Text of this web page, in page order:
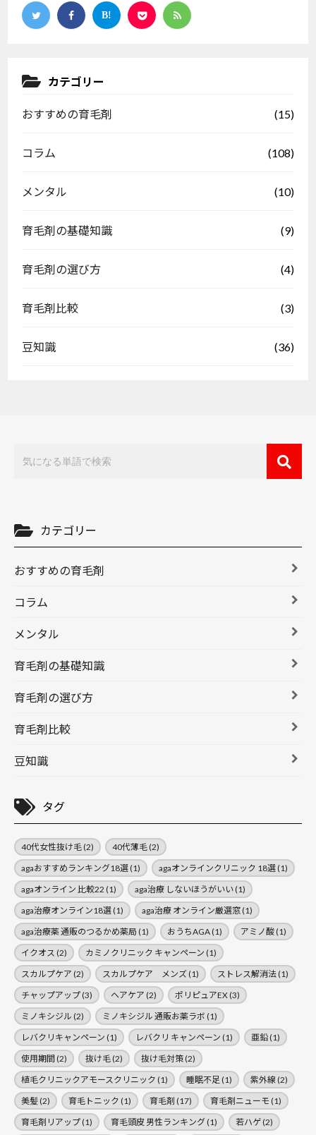
カテゴリー
おすすめの育毛剤 (15)
コラム (108)
メンタル (10)
育毛剤の基礎知識 (9)
育毛剤の選び方 (4)
育毛剤比較 (3)
豆知識 (36)
カテゴリー
おすすめの育毛剤
コラム
メンタル
育毛剤の基礎知識
育毛剤の選び方
育毛剤比較
豆知識
タグ
40代女性抜け毛(2) 40代薄毛(2)
agaおすすめランキング18選(1) agaオンラインクリニック 18選(1)
agaオンライン 比較22 (1) aga治療 しないほうがいい(1)
aga治療オンライン18選(1) aga治療 オンライン厳選窓(1)
aga治療薬 通販のつるかめ薬局 (1) おうちAGA(1) アミノ酸(1)
イクオス (2) カミノクリニック キャンペーン (1)
スカルプケア (2) スカルプケア メンズ(1) ストレス解消法(1)
チャップアップ(3) ヘアケア (2) ポリピュアEX(3)
ミノキシジル (2) ミノキシジル 通販お薬ラボ (1)
レバクリキャンペーン (1) レバクリ キャンペーン (1) 亜鉛(1)
使用期間 (2) 抜け毛(2) 抜け毛対策(2)
植毛クリニックアモースクリニック (1) 睡眠不足 (1) 紫外線(2)
美髪(2) 育毛トニック (1) 育毛剤 (17) 育毛剤ニューモ (1)
育毛剤リアップ(1) 育毛頭皮 男性ランキング(1) 若ハゲ(2)